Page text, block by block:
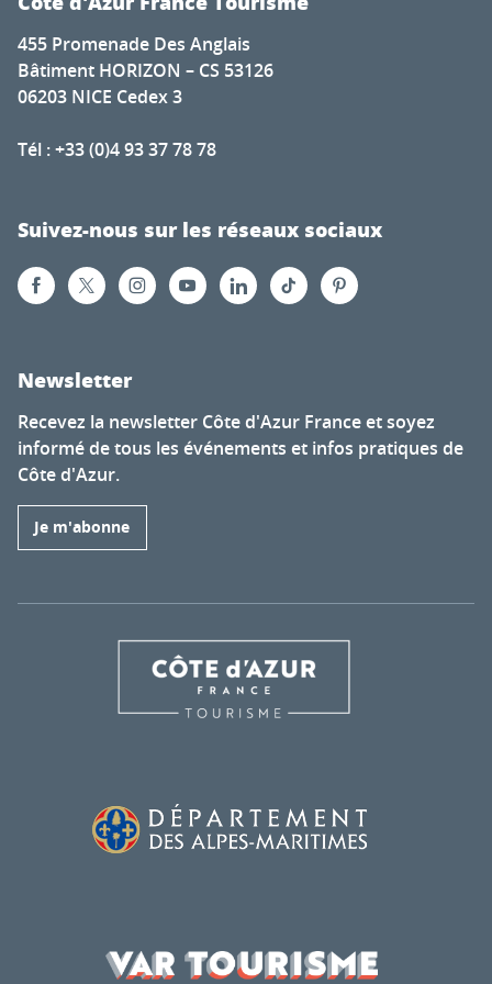
455 Promenade Des Anglais
Bâtiment HORIZON – CS 53126
06203 NICE Cedex 3
Tél : +33 (0)4 93 37 78 78
Suivez-nous sur les réseaux sociaux
Newsletter
Recevez la newsletter Côte d'Azur France et soyez
informé de tous les événements et infos pratiques de
Côte d'Azur.
Je m'abonne